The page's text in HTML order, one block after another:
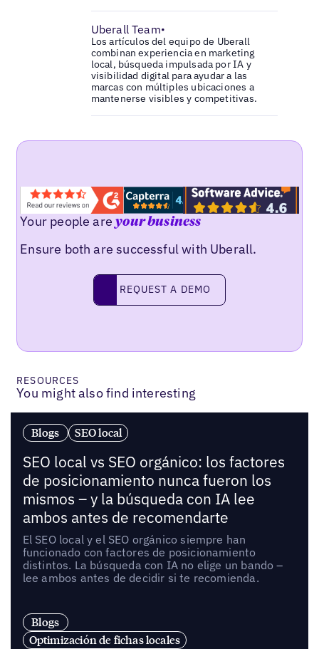
Uberall Team•
Los artículos del equipo de Uberall
combinan experiencia en marketing
local, búsqueda impulsada por IA y
visibilidad digital para ayudar a las
marcas con múltiples ubicaciones a
mantenerse visibles y competitivas.
Your people areyour business
Ensure both are successful with Uberall.
Request a demo
REQUEST A DEMO
RESOURCES
You might also find interesting
Blogs SEO local
SEO local vs SEO orgánico: los factores
de posicionamiento nunca fueron los
mismos – y la búsqueda con IA lee
ambos antes de recomendarte
El SEO local y el SEO orgánico siempre han
funcionado con factores de posicionamiento
distintos. La búsqueda con IA no elige un bando –
lee ambos antes de decidir si te recomienda.
Blogs
Optimización de fichas locales